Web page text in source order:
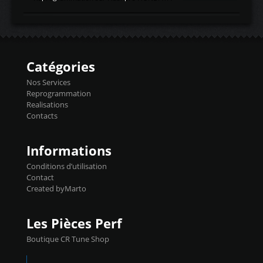
d'admissiontemp ex. pour atmo -30- 80°C
temperaturetemperature ldr moteurtemp
Injecteurs + Flashpro 1370€ TTC Le
précise et performante. Vous pourrez
basculer de la carto sans plomb à Ethanol à
l'aide du flashpro OPTION ECONOMIQUES
Reprog SP 98 sur le calculateur d'origine
450€ TTC Un gain d'environ 10cv et 15nm
Catégories
Nos Services
Reprogrammation
Realisations
Contacts
Informations
Conditions d’utilisation
Contact
Created byMarto
Les Pièces Perf
Boutique CR Tune Shop